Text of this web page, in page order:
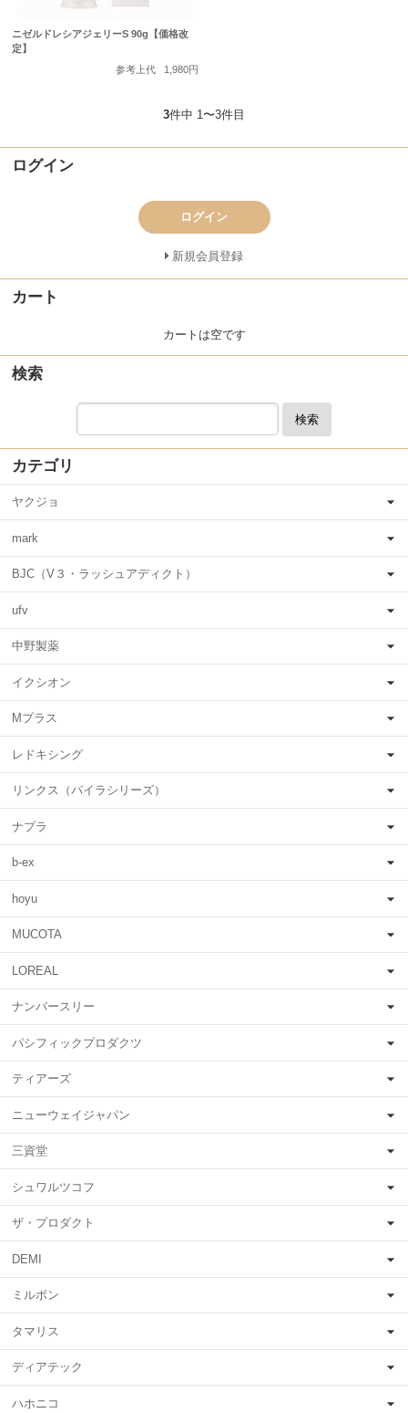
ニゼルドレシアジェリーS 90g【価格改
定】
参考上代
1,980円
3件中 1〜3件目
ログイン
ログイン
新規会員登録
カート
カートは空です
検索
検索
カテゴリ
ヤクジョ
mark
BJC（V３・ラッシュアディクト）
ufv
中野製薬
イクシオン
Mプラス
レドキシング
リンクス（パイラシリーズ）
ナプラ
b-ex
hoyu
MUCOTA
LOREAL
ナンバースリー
パシフィックプロダクツ
ティアーズ
ニューウェイジャパン
三資堂
シュワルツコフ
ザ・プロダクト
DEMI
ミルボン
タマリス
ディアテック
ハホニコ